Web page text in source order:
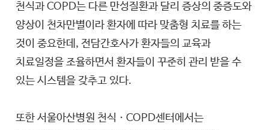
천식과 COPD는 다른 만성질환과 달리 증상의 중증도와
양상이 천차만별이라 환자에 따라 맞춤형 치료를 하는
것이 중요한데, 전담간호사가 환자들의 교육과
치료일정을 조율하면서 환자들이 꾸준히 관리 받을 수
있는 시스템을 갖추고 있다.
또한 서울아산병원 천식ㆍCOPD센터에서는